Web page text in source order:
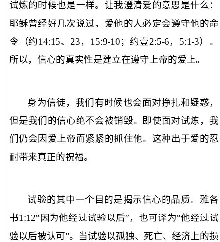
试炼的时候也是一样。让我澄清爱的意思是什么：
耶稣曾经好几次说过，爱他的人必定会遵守他的命
令 （约14:15、23 ， 15:9-10；约壹2:5-6， 5:1-3）。
所以，信心的真实性是建立在遵守上帝的爱上。
身为信徒， 我们有时候也会面对挣扎和疑惑，
但是我们的信心绝不会被销毁。即使面对试炼，我
们仍会因爱上帝而紧紧的抓住他。这种出于爱的忍
耐带来真正的祝福。
试验的其中一个目的是揭示信心的品质。雅各
书1:12“因为他经过试验以后”， 也可译为“他经过试
验以后被认可”。 当试验以孤独、 死亡、 经济上的损